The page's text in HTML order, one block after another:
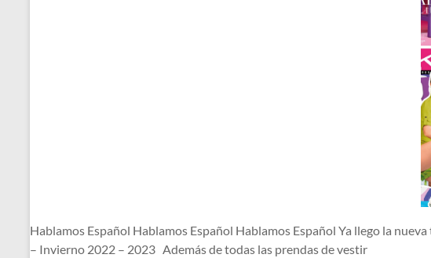
Hablamos Español Hablamos Español Hablamos Español Ya llego la
– Invierno 2022 – 2023 Además de todas las prendas de vestir